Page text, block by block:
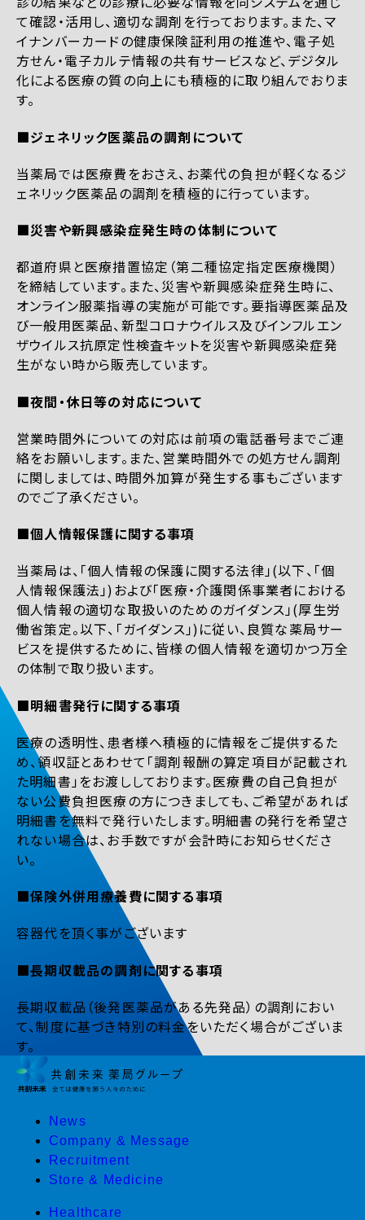
て確認・活用し、適切な調剤を行っております。また、マ
イナンバーカードの健康保険証利用の推進や、電子処
方せん・電子カルテ情報の共有サービスなど、デジタル
化による医療の質の向上にも積極的に取り組んでおりま
す。
■ジェネリック医薬品の調剤について
当薬局では医療費をおさえ、お薬代の負担が軽くなるジ
ェネリック医薬品の調剤を積極的に行っています。
■災害や新興感染症発生時の体制について
都道府県と医療措置協定（第二種協定指定医療機関）
を締結しています。また、災害や新興感染症発生時に、
オンライン服薬指導の実施が可能です。要指導医薬品及
び一般用医薬品、新型コロナウイルス及びインフルエン
ザウイルス抗原定性検査キットを災害や新興感染症発
生がない時から販売しています。
■夜間・休日等の対応について
営業時間外についての対応は前項の電話番号までご連
絡をお願いします。また、営業時間外での処方せん調剤
に関しましては、時間外加算が発生する事もございます
のでご了承ください。
■個人情報保護に関する事項
当薬局は、「個人情報の保護に関する法律」(以下、「個
人情報保護法」)および「医療・介護関係事業者における
個人情報の適切な取扱いのためのガイダンス」(厚生労
働省策定。以下、「ガイダンス」)に従い、良質な薬局サー
ビスを提供するために、皆様の個人情報を適切かつ万全
の体制で取り扱います。
■明細書発行に関する事項
医療の透明性、患者様へ積極的に情報をご提供するた
め、領収証とあわせて「調剤報酬の算定項目が記載され
た明細書」をお渡ししております。医療費の自己負担が
ない公費負担医療の方につきましても、ご希望があれば
明細書を無料で発行いたします。明細書の発行を希望さ
れない場合は、お手数ですが会計時にお知らせくださ
い。
■保険外併用療養費に関する事項
容器代を頂く事がございます
■長期収載品の調剤に関する事項
長期収載品（後発医薬品がある先発品）の調剤におい
て、制度に基づき特別の料金をいただく場合がございま
す。
News
Company & Message
Recruitment
Store & Medicine
Healthcare